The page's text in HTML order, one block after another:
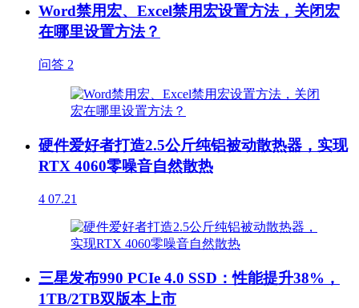
Word禁用宏、Excel禁用宏设置方法，关闭宏
在哪里设置方法？
问答 2
硬件爱好者打造2.5公斤纯铝被动散热器，实现
RTX 4060零噪音自然散热
4 07.21
三星发布990 PCIe 4.0 SSD：性能提升38%，
1TB/2TB双版本上市